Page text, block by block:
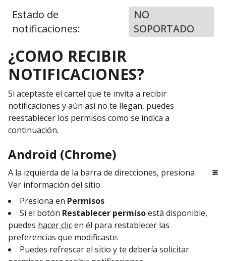
Estado de
notificaciones:
NO
SOPORTADO
¿COMO RECIBIR
NOTIFICACIONES?
Si aceptaste el cartel que te invita a recibir
notificaciones y aún así no te llegan, puedes
reestablecer los permisos como se indica a
continuación.
Android (Chrome)
A la izquierda de la barra de direcciones, presiona
Ver información del sitio
Presiona en Permisos
Si el botón Restablecer permisoestá disponible,
puedes hacer clicen él para restablecer las
preferencias que modificaste.
Puedes refrescar el sitio y te debería solicitar